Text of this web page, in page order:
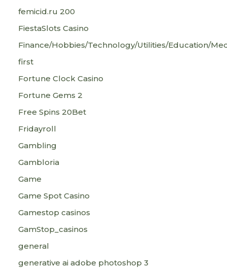
femicid.ru 200
FiestaSlots Casino
Finance/Hobbies/Technology/Utilities/Education/
first
Fortune Clock Casino
Fortune Gems 2
Free Spins 20Bet
Fridayroll
Gambling
Gambloria
Game
Game Spot Casino
Gamestop casinos
GamStop_casinos
general
generative ai adobe photoshop 3